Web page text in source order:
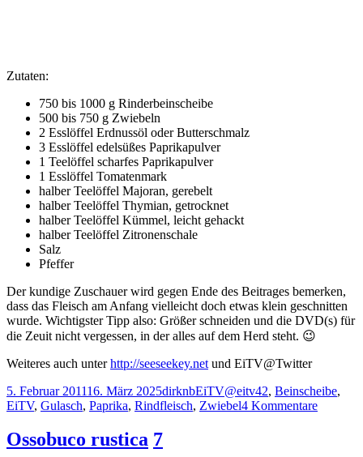
Zutaten:
750 bis 1000 g Rinderbeinscheibe
500 bis 750 g Zwiebeln
2 Esslöffel Erdnussöl oder Butterschmalz
3 Esslöffel edelsüßes Paprikapulver
1 Teelöffel scharfes Paprikapulver
1 Esslöffel Tomatenmark
halber Teelöffel Majoran, gerebelt
halber Teelöffel Thymian, getrocknet
halber Teelöffel Kümmel, leicht gehackt
halber Teelöffel Zitronenschale
Salz
Pfeffer
Der kundige Zuschauer wird gegen Ende des Beitrages bemerken,
dass das Fleisch am Anfang vielleicht doch etwas klein geschnitten
wurde. Wichtigster Tipp also: Größer schneiden und die DVD(s) für
die Zeuit nicht vergessen, in der alles auf dem Herd steht. 😉
Weiteres auch unterhttp://seeseekey.net und EiTV@Twitter
Veröffentlicht
am
5. Februar 201116. März 2025Autor
dirknbKategorien
EiTVSchlagwörter
@eitv42, Beinscheibe,
EiTV, Gulasch, Paprika, Rindfleisch, Zwiebel4 Kommentarezu
Ossobuco rustica 7